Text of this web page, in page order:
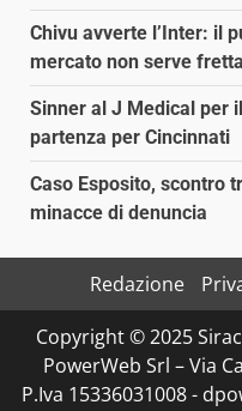
Chivu avverte l’Inter: il
mercato non serve fretta
Sinner al J Medical per
partenza per Cincinnati
Caso Esposito, scontro
minacce di denuncia
Redazione
Copyright © 2025
PowerWeb Srl – Via
P.Iva 15336031008 -